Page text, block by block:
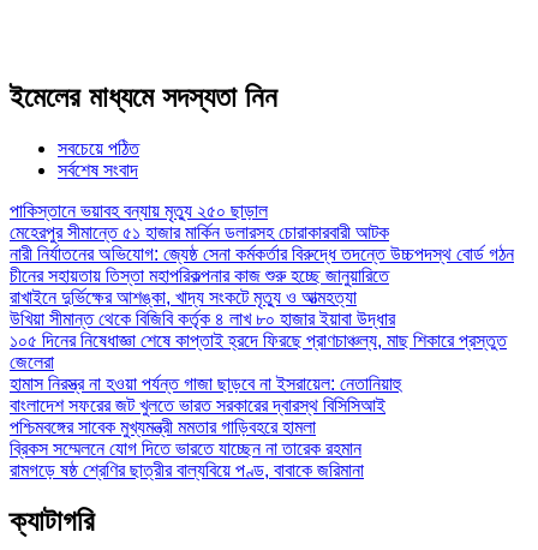
ইমেলের মাধ্যমে সদস্যতা নিন
সবচেয়ে পঠিত
সর্বশেষ সংবাদ
পাকিস্তানে ভয়াবহ বন্যায় মৃত্যু ২৫০ ছাড়াল
মেহেরপুর সীমান্তে ৫১ হাজার মার্কিন ডলারসহ চোরাকারবারী আটক
নারী নির্যাতনের অভিযোগ: জ্যেষ্ঠ সেনা কর্মকর্তার বিরুদ্ধে তদন্তে উচ্চপদস্থ বোর্ড গঠন
চীনের সহায়তায় তিস্তা মহাপরিকল্পনার কাজ শুরু হচ্ছে জানুয়ারিতে
রাখাইনে দুর্ভিক্ষের আশঙ্কা, খাদ্য সংকটে মৃত্যু ও আত্মহত্যা
উখিয়া সীমান্ত থেকে বিজিবি কর্তৃক ৪ লাখ ৮০ হাজার ইয়াবা উদ্ধার
১০৫ দিনের নিষেধাজ্ঞা শেষে কাপ্তাই হ্রদে ফিরছে প্রাণচাঞ্চল্য, মাছ শিকারে প্রস্তুত
জেলেরা
হামাস নিরস্ত্র না হওয়া পর্যন্ত গাজা ছাড়বে না ইসরায়েল: নেতানিয়াহু
বাংলাদেশ সফরের জট খুলতে ভারত সরকারের দ্বারস্থ বিসিসিআই
পশ্চিমবঙ্গের সাবেক মুখ্যমন্ত্রী মমতার গাড়িবহরে হামলা
ব্রিকস সম্মেলনে যোগ দিতে ভারতে যাচ্ছেন না তারেক রহমান
রামগড়ে ষষ্ঠ শ্রেণির ছাত্রীর বাল্যবিয়ে পণ্ড, বাবাকে জরিমানা
ক্যাটাগরি